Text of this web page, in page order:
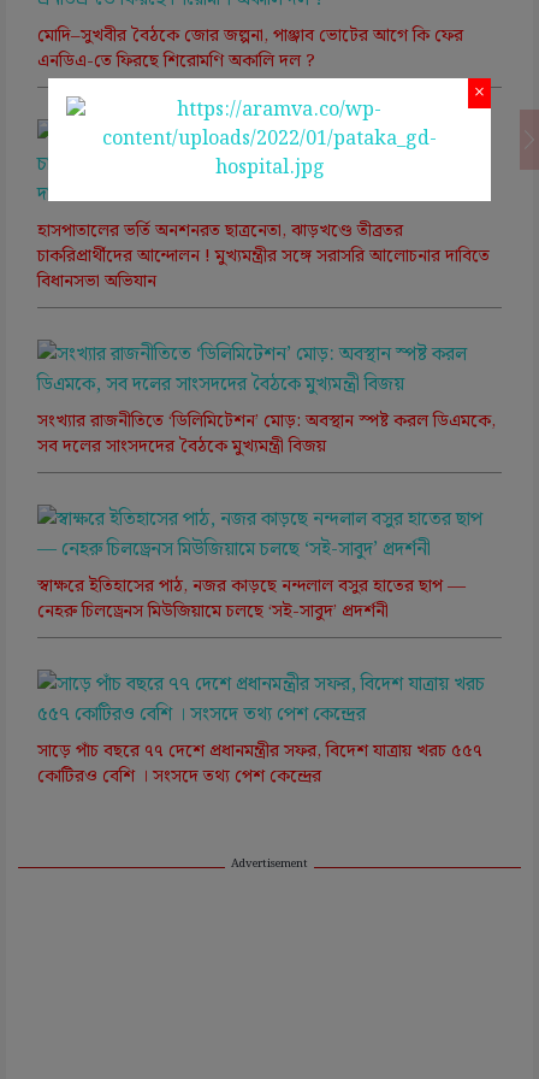
মোদি–সুখবীর বৈঠকে জোর জল্পনা, পাঞ্জাব ভোটের আগে কি ফের
এনডিএ-তে ফিরছে শিরোমণি অকালি দল ?
হাসপাতালের ভর্তি অনশনরত ছাত্রনেতা, ঝাড়খণ্ডে তীব্রতর
চাকরিপ্রার্থীদের আন্দোলন ! মুখ্যমন্ত্রীর সঙ্গে সরাসরি আলোচনার দাবিতে
বিধানসভা অভিযান
সংখ্যার রাজনীতিতে ‘ডিলিমিটেশন’ মোড়: অবস্থান স্পষ্ট করল ডিএমকে,
সব দলের সাংসদদের বৈঠকে মুখ্যমন্ত্রী বিজয়
স্বাক্ষরে ইতিহাসের পাঠ, নজর কাড়ছে নন্দলাল বসুর হাতের ছাপ —
নেহরু চিলড্রেনস মিউজিয়ামে চলছে ‘সই-সাবুদ’ প্রদর্শনী
সাড়ে পাঁচ বছরে ৭৭ দেশে প্রধানমন্ত্রীর সফর, বিদেশ যাত্রায় খরচ ৫৫৭
কোটিরও বেশি । সংসদে তথ্য পেশ কেন্দ্রের
Advertisement
×